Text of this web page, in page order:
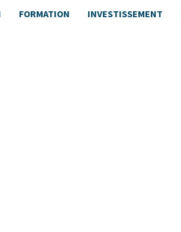
FORMATION INVESTISSEMENT